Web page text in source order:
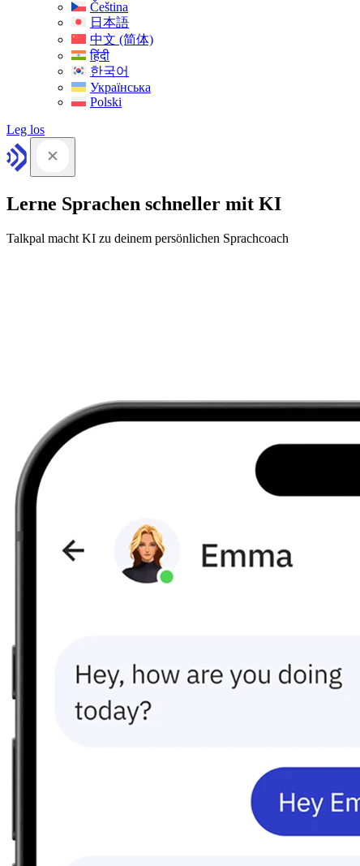
Čeština
日本語
中文 (简体)
हिंदी
한국어
Українська
Polski
Leg los
Lerne Sprachen schneller mit KI
Talkpal macht KI zu deinem persönlichen Sprachcoach